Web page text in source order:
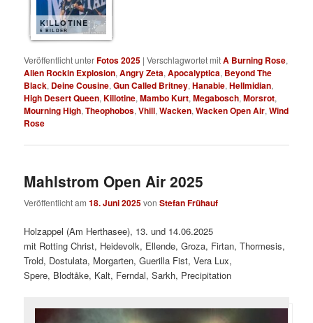
KILLOTINE
6 BILDER
Veröffentlicht unterFotos 2025 |Verschlagwortet mitA Burning Rose,
Alien Rockin Explosion,Angry Zeta,Apocalyptica, Beyond The
Black, Deine Cousine,Gun Called Britney,Hanabie,Hellmidian,
High Desert Queen,Killotine,Mambo Kurt,Megabosch,Morsrot,
Mourning High,Theophobos,Vhill,Wacken,Wacken Open Air,Wind
Rose
Mahlstrom Open Air 2025
Veröffentlicht am18. Juni 2025vonStefan Frühauf
Holzappel (Am Herthasee), 13. und 14.06.2025
mit Rotting Christ, Heidevolk, Ellende, Groza, Firtan, Thormesis,
Trold, Dostulata, Morgarten, Guerilla Fist, Vera Lux,
Spere, Blodtåke, Kalt, Ferndal, Sarkh, Precipitation